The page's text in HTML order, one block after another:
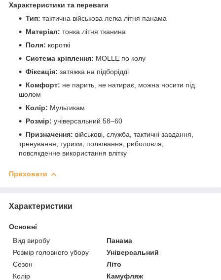
Характеристики та переваги
Тип: тактична військова легка літня панама
Матеріал: тонка літня тканина
Поля: короткі
Система кріплення: MOLLE по колу
Фіксація: затяжка на підборідді
Комфорт: не парить, не натирає, можна носити під
шолом
Колір: Мультикам
Розмір: універсальний 58–60
Призначення: військові, служба, тактичні завдання,
тренування, туризм, полювання, риболовля,
повсякденне використання влітку
Приховати
Характеристики
Основні
Вид виробу
Панама
Розмір головного убору
Універсальний
Сезон
Літо
Колір
Камуфляж